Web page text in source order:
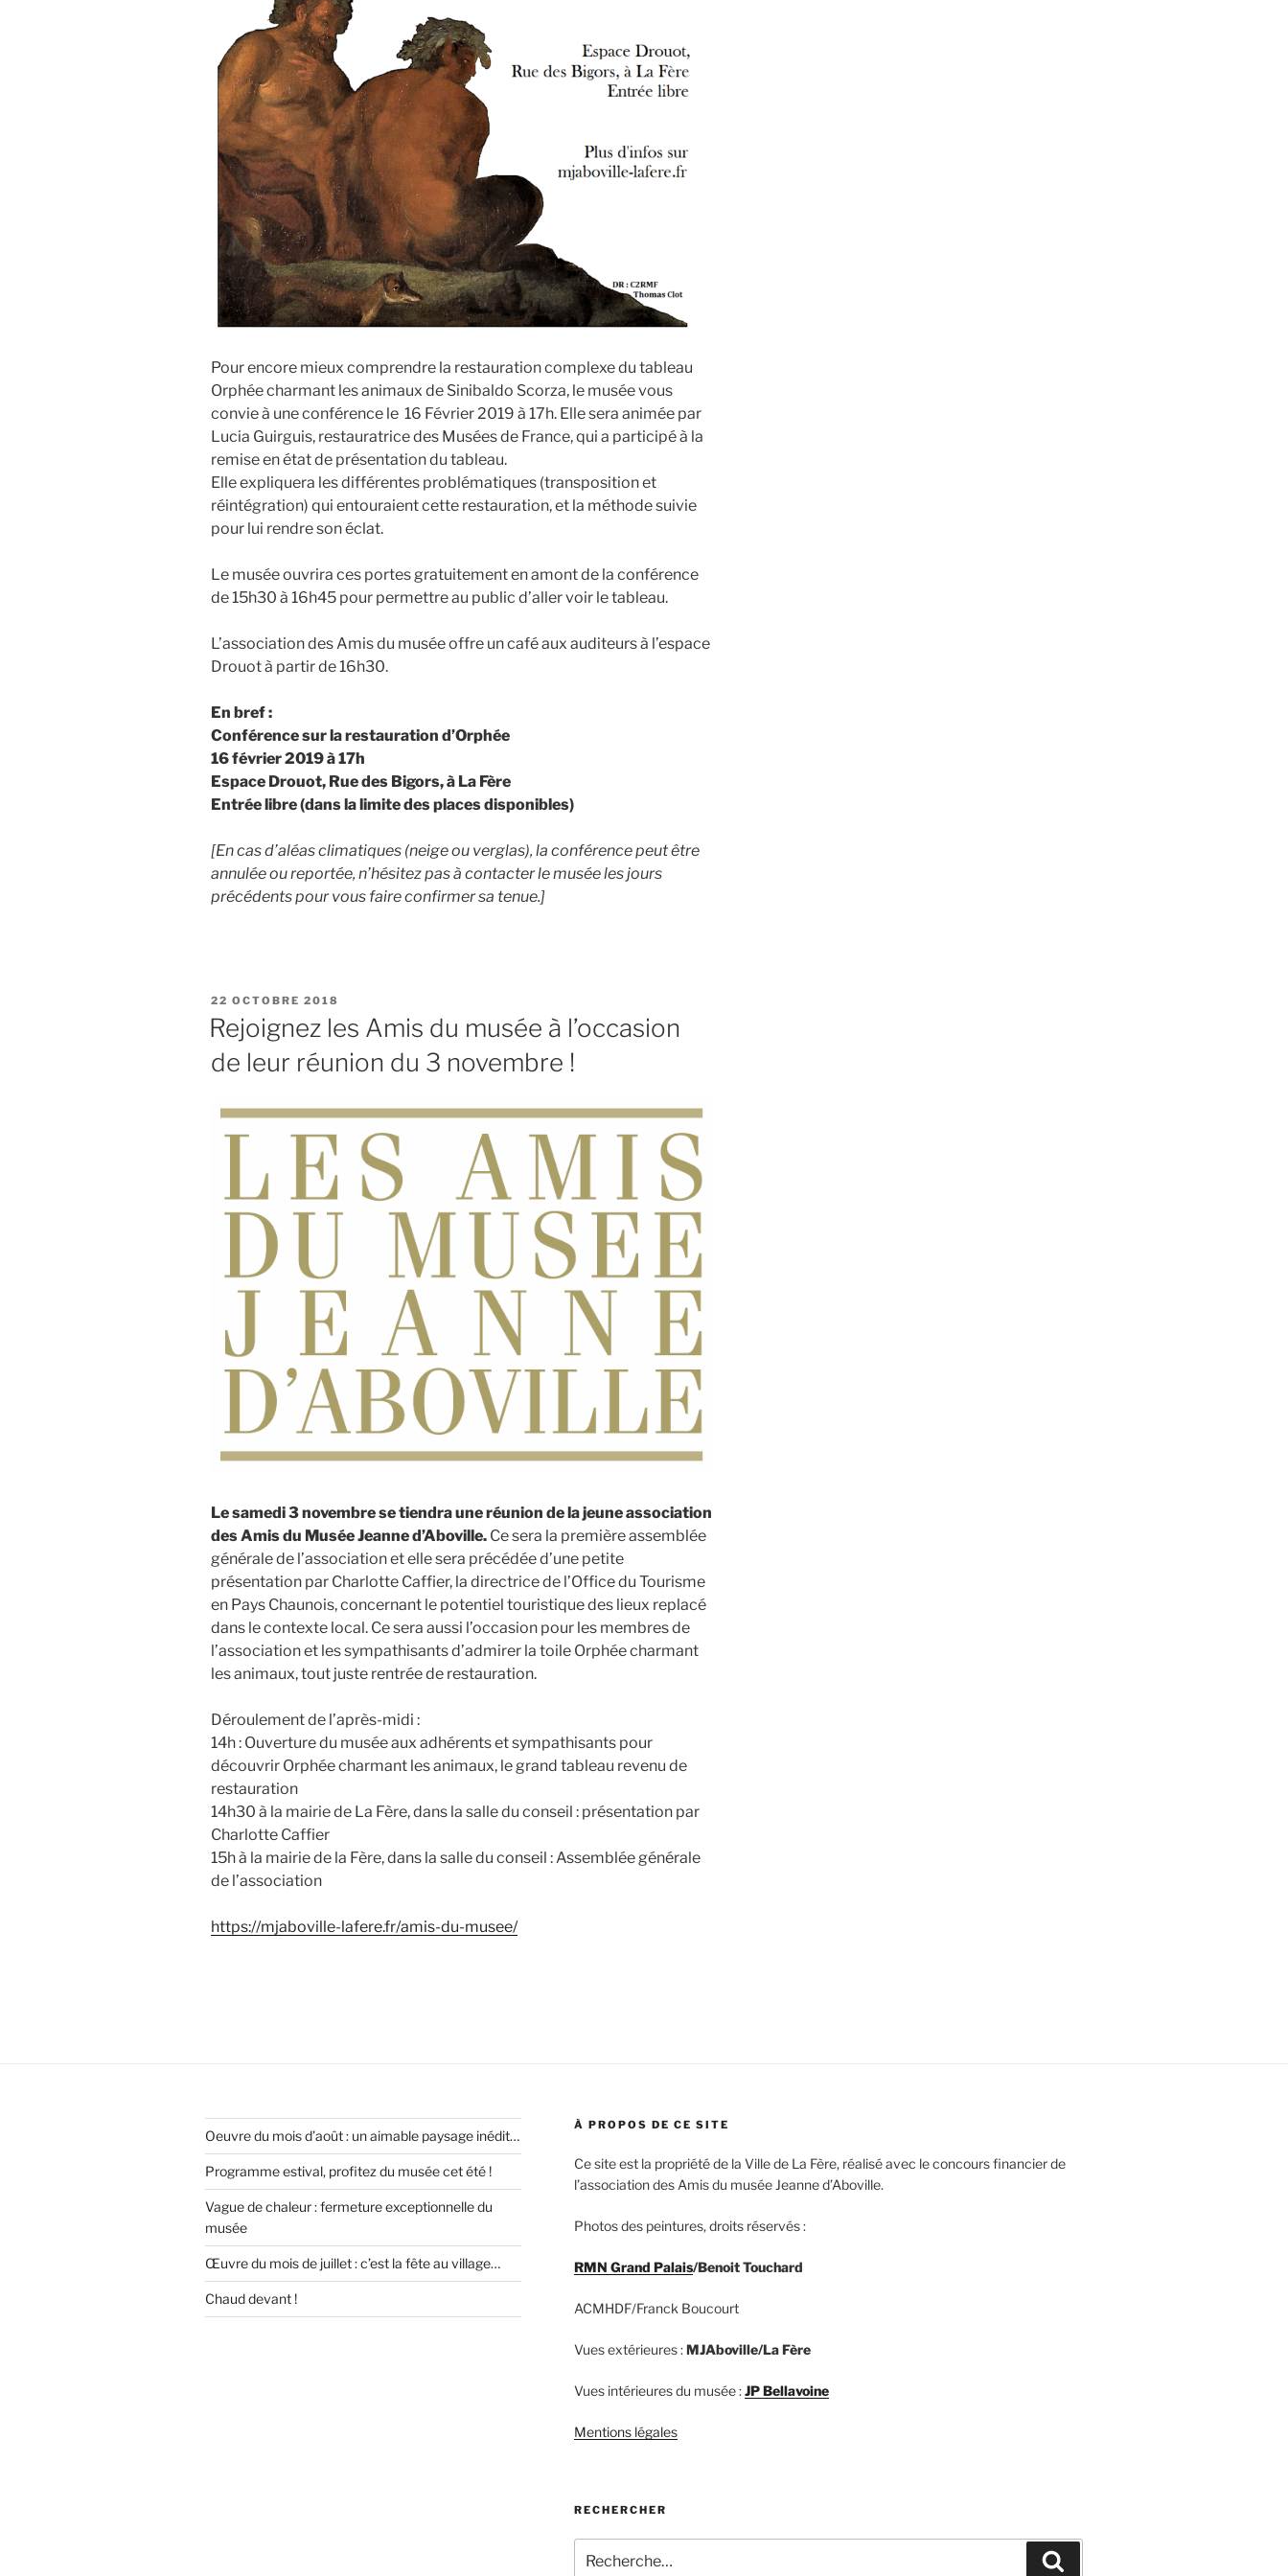
Pour encore mieux comprendre la restauration complexe du tableau
Orphée charmant les animaux de Sinibaldo Scorza, le musée vous
convie à une conférence le 16 Février 2019 à 17h. Elle sera animée par
Lucia Guirguis, restauratrice des Musées de France, qui a participé à la
remise en état de présentation du tableau.
Elle expliquera les différentes problématiques (transposition et
réintégration) qui entouraient cette restauration, et la méthode suivie
pour lui rendre son éclat.
Le musée ouvrira ces portes gratuitement en amont de la conférence
de 15h30 à 16h45 pour permettre au public d’aller voir le tableau.
L’association des Amis du musée offre un café aux auditeurs à l’espace
Drouot à partir de 16h30.
En bref :
Conférence sur la restauration d’Orphée
16 février 2019 à 17h
Espace Drouot, Rue des Bigors, à La Fère
Entrée libre (dans la limite des places disponibles)
[En cas d’aléas climatiques (neige ou verglas), la conférence peut être
annulée ou reportée, n’hésitez pas à contacter le musée les jours
précédents pour vous faire confirmer sa tenue.]
PUBLIÉ
LE
22 OCTOBRE 2018
Rejoignez les Amis du musée à l’occasion
de leur réunion du 3 novembre !
Le samedi 3 novembre se tiendra une réunion de la jeune association
des Amis du Musée Jeanne d’Aboville. Ce sera la première assemblée
générale de l’association et elle sera précédée d’une petite
présentation par Charlotte Caffier, la directrice de l’Office du Tourisme
en Pays Chaunois, concernant le potentiel touristique des lieux replacé
dans le contexte local. Ce sera aussi l’occasion pour les membres de
l’association et les sympathisants d’admirer la toile Orphée charmant
les animaux, tout juste rentrée de restauration.
Déroulement de l’après-midi :
14h : Ouverture du musée aux adhérents et sympathisants pour
découvrir Orphée charmant les animaux, le grand tableau revenu de
restauration
14h30 à la mairie de La Fère, dans la salle du conseil : présentation par
Charlotte Caffier
15h à la mairie de la Fère, dans la salle du conseil : Assemblée générale
de l’association
https://mjaboville-lafere.fr/amis-du-musee/
Oeuvre du mois d’août : un aimable paysage inédit…
Programme estival, profitez du musée cet été !
Vague de chaleur : fermeture exceptionnelle du
musée
Œuvre du mois de juillet : c’est la fête au village…
Chaud devant !
À PROPOS DE CE SITE
Ce site est la propriété de la Ville de La Fère, réalisé avec le concours financier de
l’association des Amis du musée Jeanne d’Aboville.
Photos des peintures, droits réservés :
RMN Grand Palais/Benoit Touchard
ACMHDF/Franck Boucourt
Vues extérieures :MJAboville/La Fère
Vues intérieures du musée :JP Bellavoine
Mentions légales
RECHERCHER
pour